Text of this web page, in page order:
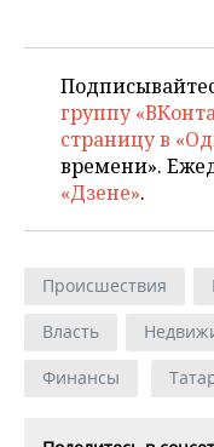
группу
страницу в
времени».
«Дзене».
Происшествия
Власть
Финансы